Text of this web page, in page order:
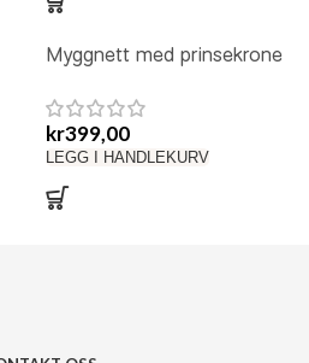
Myggnett med prinsekrone
kr399,00
LEGG I HANDLEKURV